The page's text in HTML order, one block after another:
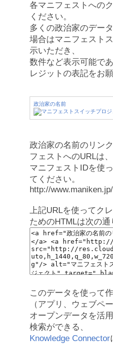
各マニフェストへの
ください。
多くの政治家のデー
場合はマニフェスト
示いただき、
数件など表示可能で
レジットの表記をお
政治家の名前
政治家の名前のリン
フェストへのURLは、
マニフェストIDを使
てください。
http://
上記URLを使ってク
ためのHTMLは次の通
このデータを使って
（アプリ、ウェブペ
オープンデータを活
検索ができる、
Knowledge Connector